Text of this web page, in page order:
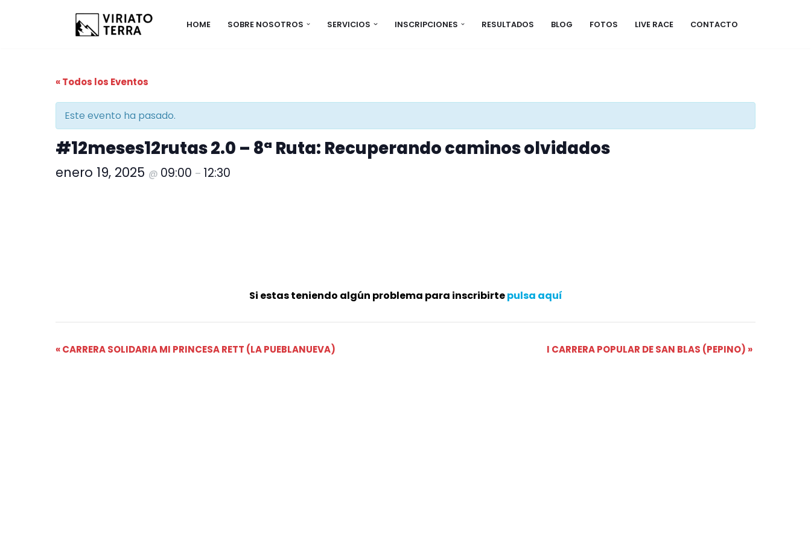
HOME SOBRE NOSOTROS SERVICIOS INSCRIPCIONES RESULTADOS BLOG FOTOS LIVE RACE CONTACTO
« Todos los Eventos
Este evento ha pasado.
#12meses12rutas 2.0 – 8ª Ruta: Recuperando caminos olvidados
enero 19, 2025 @ 09:00 – 12:30
Si estas teniendo algún problema para inscribirtepulsa aquí
Navegación
«CARRERA SOLIDARIA MI PRINCESA RETT (LA PUEBLANUEVA) I CARRERA POPULAR DE SAN BLAS (PEPINO) »